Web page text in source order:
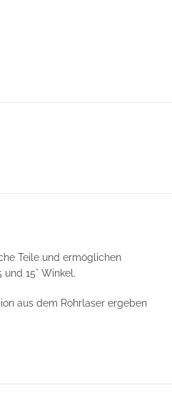
Teile und ermöglichen
15° Winkel.
aus dem Rohrlaser ergeben